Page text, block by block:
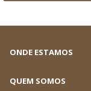
ONDE ESTAMOS
QUEM SOMOS